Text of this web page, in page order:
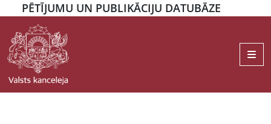
PĒTĪJUMU UN PUBLIKĀCIJU DATUBĀZE